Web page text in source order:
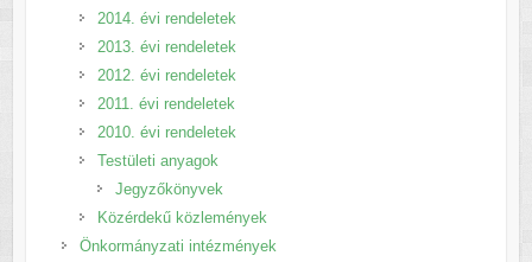
2014. évi rendeletek
2013. évi rendeletek
2012. évi rendeletek
2011. évi rendeletek
2010. évi rendeletek
Testületi anyagok
Jegyzőkönyvek
Közérdekű közlemények
Önkormányzati intézmények